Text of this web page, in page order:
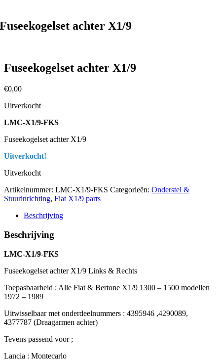
Fuseekogelset achter X1/9
Fuseekogelset achter X1/9
€0,00
Uitverkocht
LMC-X1/9-FKS
Fuseekogelset achter X1/9
Uitverkocht!
Uitverkocht
Artikelnummer: LMC-X1/9-FKS Categorieën: Onderstel &
Stuurinrichting, Fiat X1/9 parts
Beschrijving
Beschrijving
LMC-X1/9-FKS
Fuseekogelset achter X1/9 Links & Rechts
Toepasbaarheid : Alle Fiat & Bertone X1/9 1300 – 1500 modellen
1972 – 1989
Uitwisselbaar met onderdeelnummers : 4395946 ,4290089,
4377787 (Draagarmen achter)
Tevens passend voor ;
Lancia : Montecarlo